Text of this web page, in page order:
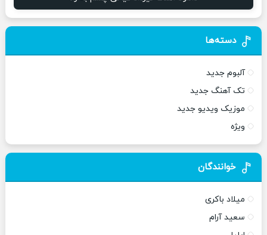
دسته‌ها
آلبوم جدید
تک آهنگ جدید
موزیک ویدیو جدید
ویژه
خوانندگان
میلاد باکری
سعید آرام